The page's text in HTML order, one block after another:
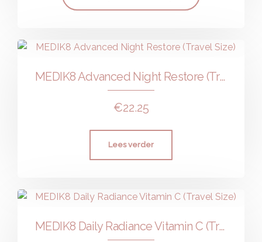
MEDIK8 Advanced Night Restore (Travel Size)
€22.25
Lees verder
MEDIK8 Daily Radiance Vitamin C (Travel Size)